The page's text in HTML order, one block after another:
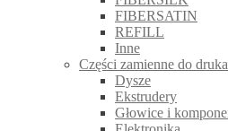
FIBERSATIN
REFILL
Inne
Części zamienne do
Dysze
Ekstrudery
Głowice i